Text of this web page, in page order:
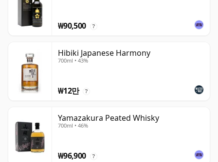
₩90,500 ?
Hibiki Japanese Harmony
700ml • 43%
₩12만 ?
Yamazakura Peated Whisky
700ml • 46%
₩96,900 ?